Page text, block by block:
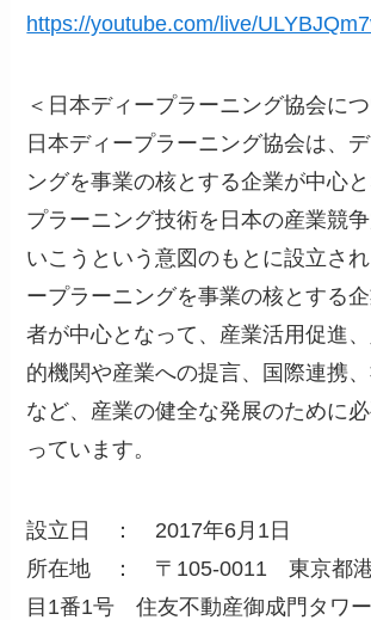
https://youtube.com/live/
＜日本ディープラーニング協会に
日本ディープラーニング協会は、
ングを事業の核とする企業が中心
プラーニング技術を日本の産業競
いこうという意図のもとに設立さ
ープラーニングを事業の核とする
者が中心となって、産業活用促進
的機関や産業への提言、国際連携
など、産業の健全な発展のために
っています。
設立日 ： 2017年6月1日
所在地 ： 〒105-0011 東京都港
目1番1号 住友不動産御成門タワ